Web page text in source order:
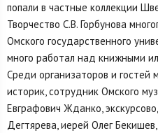
попали в частные коллекции
Творчество С.В. Горбунова
Омского государственного
много работал над книжными
Среди организаторов и гостей
историк, сотрудник Омского
Евграфович Жданко,
Дегтярева, иерей Олег